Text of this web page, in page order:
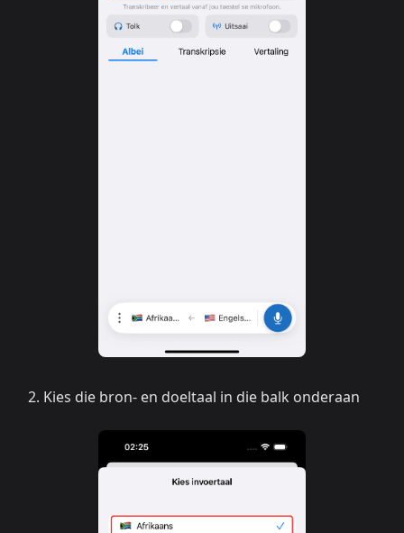
Kies die bron- en doeltaal in die balk onderaan